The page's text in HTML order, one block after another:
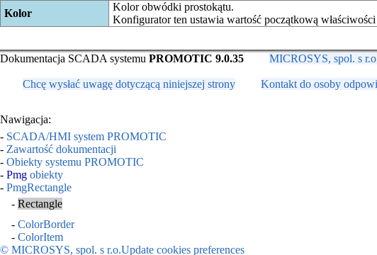
Kolor
Kolor obwódki prostokątu.
Konfigurator ten ustawia wartość początkową właściwości
Dokumentacja SCADA systemu PROMOTIC 9.0.35 MICROSYS, spol. s
Chcę wysłać uwagę dotyczącą niniejszej strony Kontakt do osoby
Nawigacja:
- SCADA/HMI system PROMOTIC
- Zawartość dokumentacji
- Obiekty systemu PROMOTIC
- Pmg obiekty
- PmgRectangle
- Rectangle
- ColorBorder
- ColorItem
© MICROSYS, spol. s r.o.Update cookies preferences